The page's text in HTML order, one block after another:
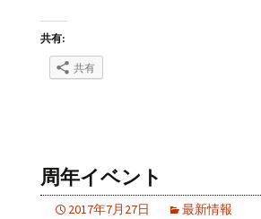
共有:
共有
周年イベント
2017年7月27日 最新情報